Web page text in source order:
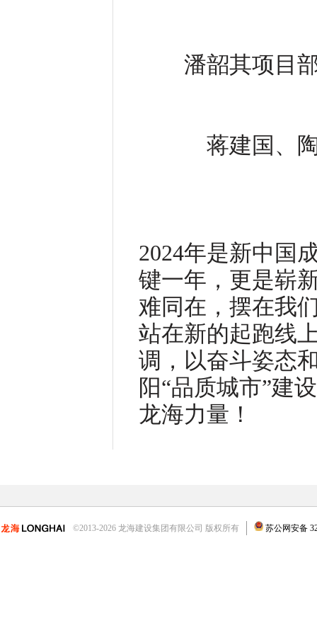
潘韶其项目
蒋建国、
2024年是新中国
键一年，更是崭
难同在，摆在我
站在新的起跑线
调，以奋斗姿态
阳“品质城市”建
龙海力量！
©2013-2026 龙海建设集团有限公司 版权所有 苏公网安备